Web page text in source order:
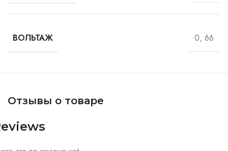
ВОЛЬТАЖ 0, 66
Отзывы о товаре